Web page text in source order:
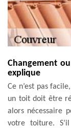
Changement
explique
Ce n’est pas
un toit doit être
alors nécessaire
votre toiture.